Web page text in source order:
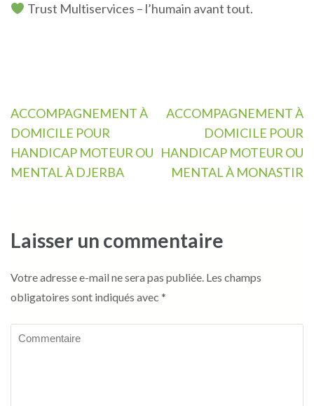
Trust Multiservices – l’humain avant tout.
Navigation
de
l’article
ACCOMPAGNEMENT À
DOMICILE POUR
HANDICAP MOTEUR OU
MENTAL À DJERBA
ACCOMPAGNEMENT À
DOMICILE POUR
HANDICAP MOTEUR OU
MENTAL À MONASTIR
Laisser un commentaire
Votre adresse e-mail ne sera pas publiée. Les champs
obligatoires sont indiqués avec *
Commentaire